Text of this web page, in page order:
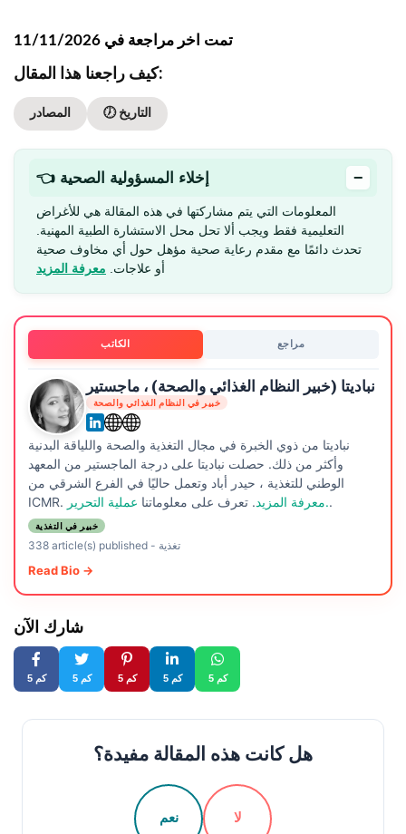
تمت اخر مراجعة في 11/11/2026
كيف راجعنا هذا المقال:
المصادر 🕖 التاريخ
👈 إخلاء المسؤولية الصحية −
المعلومات التي يتم مشاركتها في هذه المقالة هي للأغراض
التعليمية فقط ويجب ألا تحل محل الاستشارة الطبية المهنية.
تحدث دائمًا مع مقدم رعاية صحية مؤهل حول أي مخاوف صحية
أو علاجات. معرفة المزيد
الكاتب مراجع
نباديتا (خبير النظام الغذائي والصحة) ، ماجستير
خبير في النظام الغذائي والصحة
نباديتا من ذوي الخبرة في مجال التغذية والصحة واللياقة البدنية
وأكثر من ذلك. حصلت نباديتا على درجة الماجستير من المعهد
الوطني للتغذية ، حيدر أباد وتعمل حاليًا في الفرع الشرقي من
ICMR.
معرفة المزيد. تعرف على معلوماتنا عملية التحرير..
خبير في التغذية
338 article(s) published- تغذية
Read Bio →
شارك الآن
5 كم 5 كم 5 كم 5 كم 5 كم
هل كانت هذه المقالة مفيدة؟
نعم لا